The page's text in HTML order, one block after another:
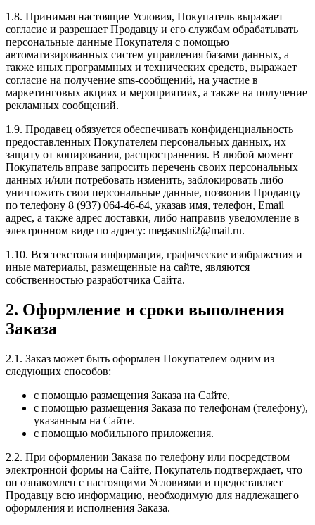
1.8. Принимая настоящие Условия, Покупатель выражает
согласие и разрешает Продавцу и его службам обрабатывать
персональные данные Покупателя с помощью
автоматизированных систем управления базами данных, а
также иных программных и технических средств, выражает
согласие на получение sms-сообщений, на участие в
маркетинговых акциях и мероприятиях, а также на получение
рекламных сообщений.
1.9. Продавец обязуется обеспечивать конфиденциальность
предоставленных Покупателем персональных данных, их
защиту от копирования, распространения. В любой момент
Покупатель вправе запросить перечень своих персональных
данных и/или потребовать изменить, заблокировать либо
уничтожить свои персональные данные, позвонив Продавцу
по телефону 8 (937) 064-46-64, указав имя, телефон, Email
адрес, а также адрес доставки, либо направив уведомление в
электронном виде по адресу: megasushi2@mail.ru.
1.10. Вся текстовая информация, графические изображения и
иные материалы, размещенные на сайте, являются
собственностью разработчика Сайта.
2. Оформление и сроки выполнения
Заказа
2.1. Заказ может быть оформлен Покупателем одним из
следующих способов:
с помощью размещения Заказа на Сайте,
с помощью размещения Заказа по телефонам (телефону),
указанным на Сайте.
c помощью мобильного приложения.
2.2. При оформлении Заказа по телефону или посредством
электронной формы на Сайте, Покупатель подтверждает, что
он ознакомлен с настоящими Условиями и предоставляет
Продавцу всю информацию, необходимую для надлежащего
оформления и исполнения Заказа.